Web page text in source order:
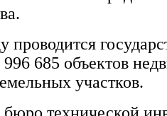
проводится
996 685 объектов
участков.